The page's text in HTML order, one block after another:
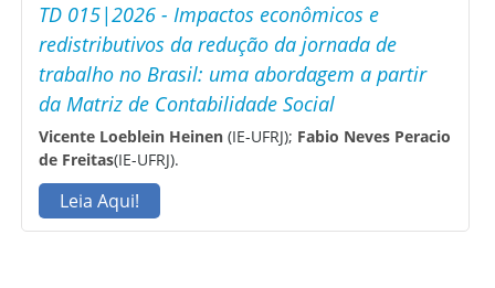
TD 015|2026 - Impactos econômicos e
redistributivos da redução da jornada de
trabalho no Brasil: uma abordagem a partir
da Matriz de Contabilidade Social
Vicente Loeblein Heinen(IE-UFRJ); Fabio Neves Peracio
de Freitas(IE-UFRJ).
Leia Aqui!